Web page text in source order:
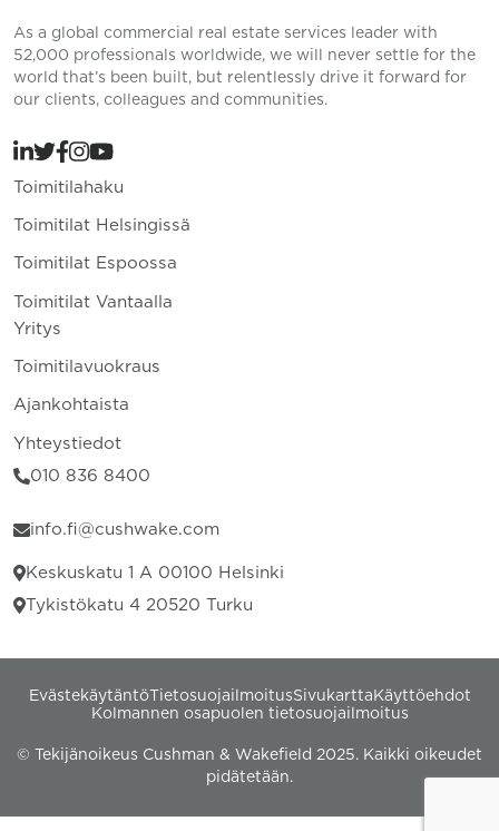
As a global commercial real estate services leader with
52,000 professionals worldwide, we will never settle for the
world that’s been built, but relentlessly drive it forward for
our clients, colleagues and communities.
Toimitilahaku
Toimitilat Helsingissä
Toimitilat Espoossa
Toimitilat Vantaalla
Yritys
Toimitilavuokraus
Ajankohtaista
Yhteystiedot
010 836 8400
info.fi@cushwake.com
Keskuskatu 1 A 00100 Helsinki
Tykistökatu 4 20520 Turku
EvästekäytäntöTietosuojailmoitusSivukartta Käyttöehdot
Kolmannen osapuolen tietosuojailmoitus
© Tekijänoikeus Cushman & Wakefield 2025. Kaikki oikeudet
pidätetään.